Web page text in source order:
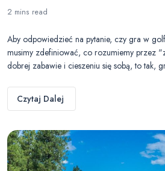
2 mins read
Aby odpowiedzieć na pytanie, czy gra w
musimy zdefiniować, co rozumiemy przez
dobrej zabawie i cieszeniu się sobą, to tak,
Czytaj Dalej